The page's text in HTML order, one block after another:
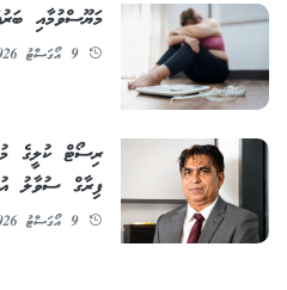
މަޔޫސްވުމާއި
9 އޯގަސްޓު 2026 - 10:58
ރިސޯޓް ކުލީގެ
ފިރާގް ސުވާލު
9 އޯގަސްޓު 2026 - 10:26